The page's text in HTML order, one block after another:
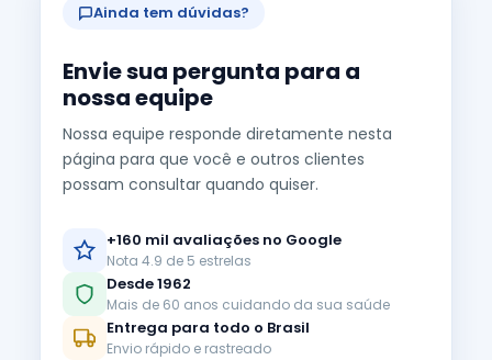
Ainda tem dúvidas?
Envie sua pergunta para a
nossa equipe
Nossa equipe responde diretamente nesta
página para que você e outros clientes
possam consultar quando quiser.
+160 mil avaliações no Google
Nota 4.9 de 5 estrelas
Desde 1962
Mais de 60 anos cuidando da sua saúde
Entrega para todo o Brasil
Envio rápido e rastreado